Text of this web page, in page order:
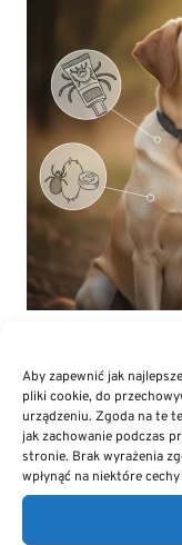
Aby zapewnić jak
pliki cookie, do
urządzeniu. Zgoda na te
jak zachowanie podczas
stronie. Brak wyrażenia
wpłynąć na niektóre
Czy po podaniu
szamponie
Tak. Tabletki
Zastosowanie
roztworów z
substancji
profilaktyki